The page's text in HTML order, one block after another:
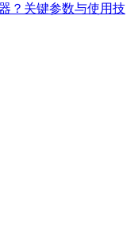
？关键参数与使用技